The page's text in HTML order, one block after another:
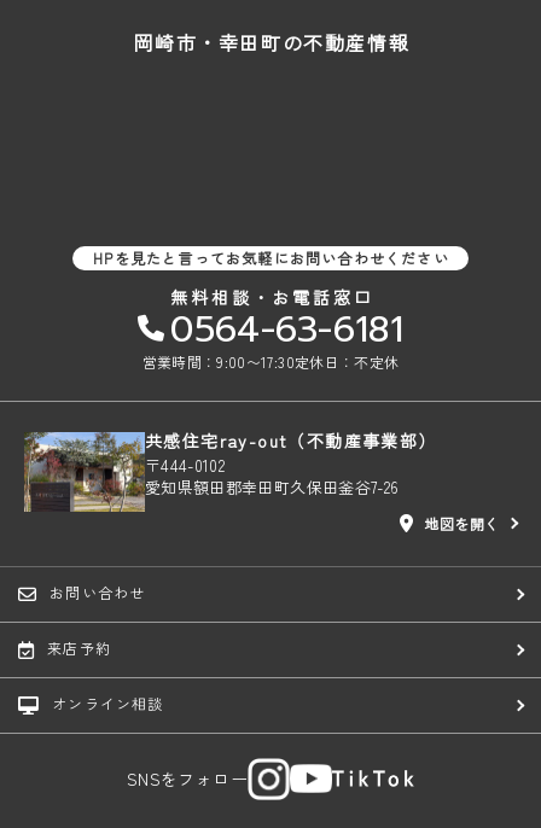
岡崎市・幸田町の不動産情報
HPを見たと言ってお気軽にお問い合わせください
無料相談・お電話窓口
0564-63-6181
営業時間：9:00〜17:30定休日：不定休
共感住宅ray-out（不動産事業部）
〒444-0102
愛知県額田郡幸田町久保田釜谷7-26
地図を開く
お問い合わせ
来店予約
オンライン相談
SNSをフォロー